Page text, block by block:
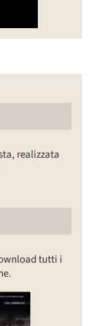
realizzata
tutti i